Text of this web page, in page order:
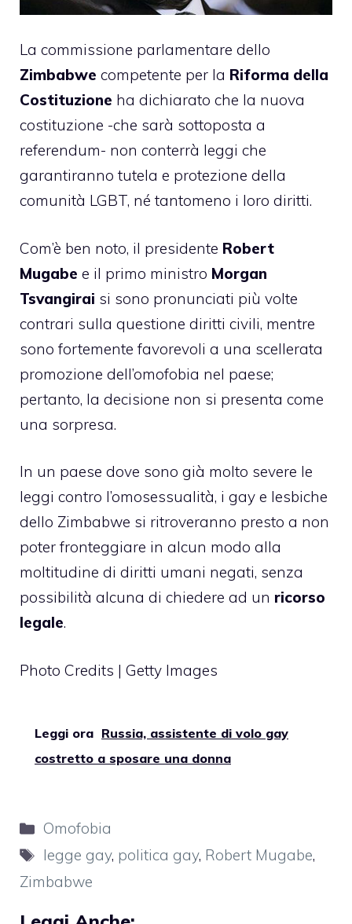
La commissione parlamentare dello
Zimbabwe competente per la Riforma della
Costituzione ha dichiarato che la nuova
costituzione -che sarà sottoposta a
referendum- non conterrà leggi che
garantiranno tutela e protezione della
comunità LGBT, né tantomeno i loro diritti.
Com’è ben noto, il presidente Robert
Mugabe e il primo ministro Morgan
Tsvangirai si sono pronunciati più volte
contrari sulla questione diritti civili, mentre
sono fortemente favorevoli a una scellerata
promozione dell’omofobia nel paese;
pertanto, la decisione non si presenta come
una sorpresa.
In un paese dove sono già molto severe le
leggi contro l’omosessualità, i gay e lesbiche
dello Zimbabwe si ritroveranno presto a non
poter fronteggiare in alcun modo alla
moltitudine di diritti umani negati, senza
possibilità alcuna di chiedere ad un ricorso
legale.
Photo Credits | Getty Images
Leggi ora Russia, assistente di volo gay
costretto a sposare una donna
Categorie
Omofobia
Tag
legge gay, politica gay, Robert Mugabe,
Zimbabwe